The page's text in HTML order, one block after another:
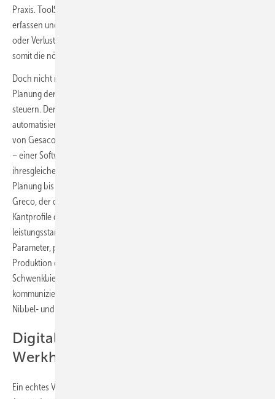
Praxis. ToolScan ermöglicht es, den gesamten Gerätepark digital zu
erfassen und per App zu verwalten. Das verhindert langes Suchen
oder Verluste von teurem Equipment auf den Baustellen und schafft
somit die nötige Ordnung für einen reibungslosen Betriebsablauf.
Doch nicht nur die Verwaltung der Werkzeuge, sondern auch die
Planung der Bauteile selbst lässt sich heute hocheffizient digital
steuern. Den entscheidenden Schritt von der Organisation hin zur
automatisierten Konstruktion beleuchtet im Anschluss David Greco
von Gesacon. Greco informiert über Neuerungen im Bendex-System
– einer Software, die im Bereich des digitalen Konstruierens
ihresgleichen sucht. „Bendex automatisiert den Prozess von der
Planung bis zur Fertigung komplexer Profile und Metallelemente“, sagt
Greco, der den Anwesenden zeigt, wie Fachbetriebe und ihre Kunden
Kantprofile direkt und einfach online konfigurieren können. Das
leistungsstarke Programm errechnet im Hintergrund zahlreiche
Parameter, prüft die Machbarkeit und bereitet die Daten für die
Produktion der entsprechenden Profile vor. Dabei werden nicht nur
Schwenkbiege- und Lang­abkantmaschinen angesteuert. Bendex
kommuniziert auch mit Tafelscheren und Coilcentern sowie mit Stanz-
Nibbel- und Laserschneidanlagen.
Digital-Praxis in der Krehle-
Werkhalle
Ein echtes Veranstaltungs-Highlight sind die praktischen